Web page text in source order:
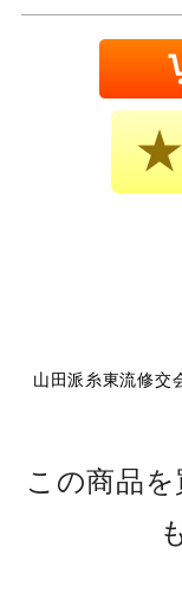
山田派糸東流修交
この商品